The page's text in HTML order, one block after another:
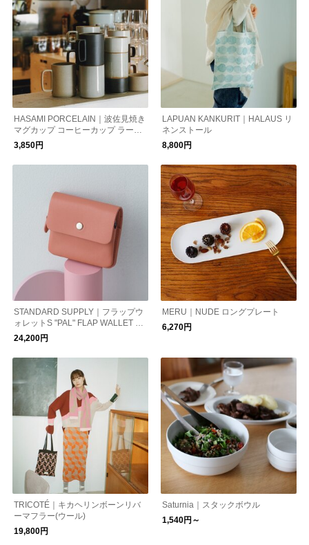
HASAMI PORCELAIN｜波佐見焼き
マグカップ コーヒーカップ ラージ
450ml コップ 食器 ハサミポーセリ
ン プレゼント
3,850円
LAPUAN KANKURIT｜HALAUS リ
ネンストール
8,800円
STANDARD SUPPLY｜フラップウ
ォレットS "PAL" FLAP WALLET S
スタンダードサプライ プレゼント
財布 ギフト
24,200円
MERU｜NUDE ロングプレート
6,270円
TRICOTÉ｜キカヘリンボーンリバ
ーマフラー(ウール)
19,800円
Saturnia｜スタックボウル
1,540円～